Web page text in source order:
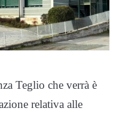
Teglio che verrà è
relativa alle